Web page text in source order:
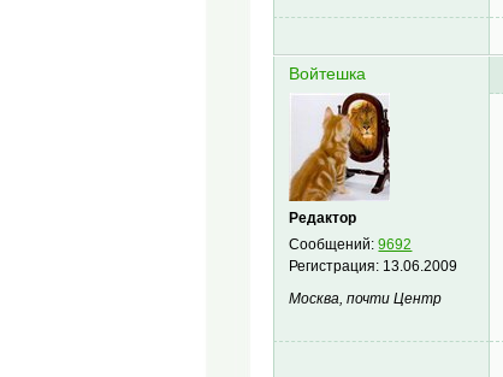
Войтешка
Редактор
Сообщений:9692
Регистрация: 13.06.2009
Москва, почти Центр